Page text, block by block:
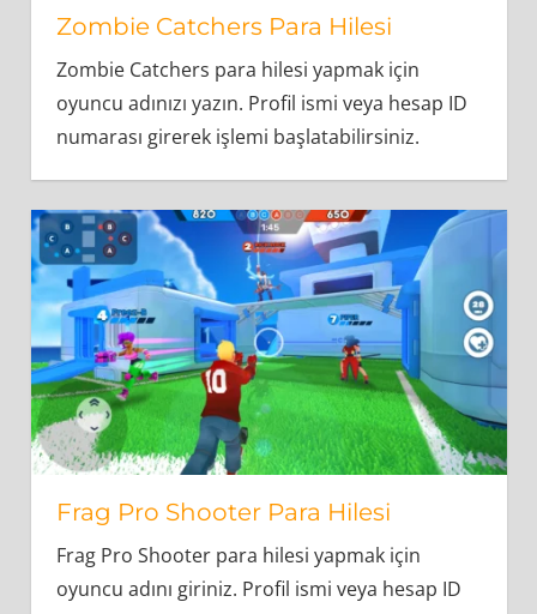
Zombie Catchers Para Hilesi
Zombie Catchers para hilesi yapmak için
oyuncu adınızı yazın. Profil ismi veya hesap ID
numarası girerek işlemi başlatabilirsiniz.
Frag Pro Shooter Para Hilesi
Frag Pro Shooter para hilesi yapmak için
oyuncu adını giriniz. Profil ismi veya hesap ID